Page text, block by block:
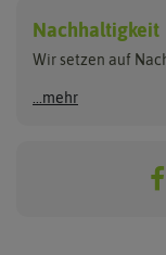
Heizmatte & Heizkabel
Kokos-Quelltabletten
Zimmergewächshaus
Carl Pabst
Florissa
Flortis
Franchi Sementi
Nachhaltigkeit
Wir setzen auf
...mehr